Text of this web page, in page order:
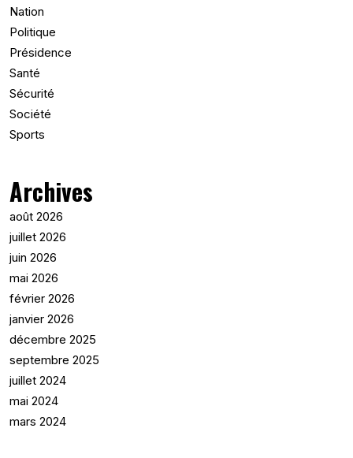
Nation
Politique
Présidence
Santé
Sécurité
Société
Sports
Archives
août 2026
juillet 2026
juin 2026
mai 2026
février 2026
janvier 2026
décembre 2025
septembre 2025
juillet 2024
mai 2024
mars 2024